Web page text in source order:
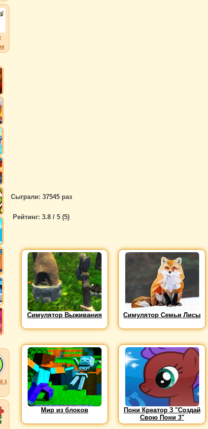
6
Сыграли: 37545 раз
Рейтинг: 3.8 / 5 (5)
Симулятор Выживания Симулятор Семьи Лисы
Мир из блоков
Пони Креатор 3 "Создай
Свою Пони 3"